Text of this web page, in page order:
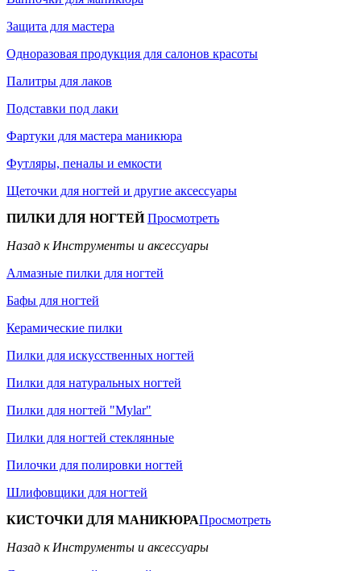
Защита для мастера
Одноразовая продукция для салонов красоты
Палитры для лаков
Подставки под лаки
Фартуки для мастера маникюра
Футляры, пеналы и емкости
Щеточки для ногтей и другие аксессуары
ПИЛКИ ДЛЯ НОГТЕЙПросмотреть
Назад к Инструменты и аксессуары
Алмазные пилки для ногтей
Бафы для ногтей
Керамические пилки
Пилки для искусственных ногтей
Пилки для натуральных ногтей
Пилки для ногтей "Mylar"
Пилки для ногтей стеклянные
Пилочки для полировки ногтей
Шлифовщики для ногтей
КИСТОЧКИ ДЛЯ МАНИКЮРАПросмотреть
Назад к Инструменты и аксессуары